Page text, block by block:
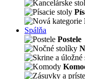
Spálňa
Postele